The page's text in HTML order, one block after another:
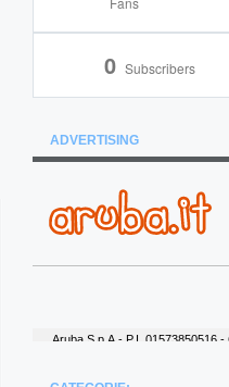
0 Subscribers
ADVERTISING